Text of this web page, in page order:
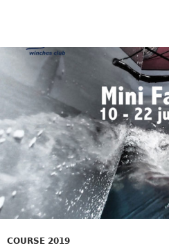
COURSE 2019